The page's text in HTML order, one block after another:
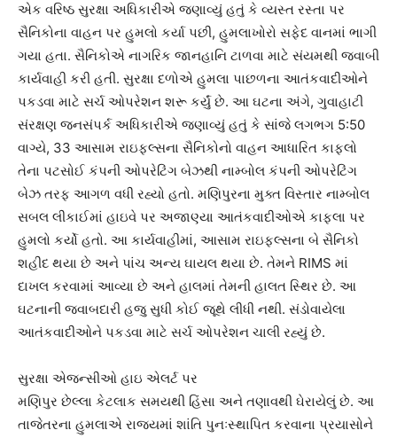
એક વરિષ્ઠ સુરક્ષા અધિકારીએ જણાવ્યું હતું કે વ્યસ્ત રસ્તા પર
સૈનિકોના વાહન પર હુમલો કર્યા પછી, હુમલાખોરો સફેદ વાનમાં ભાગી
ગયા હતા. સૈનિકોએ નાગરિક જાનહાનિ ટાળવા માટે સંયમથી જવાબી
કાર્યવાહી કરી હતી. સુરક્ષા દળોએ હુમલા પાછળના આતંકવાદીઓને
પકડવા માટે સર્ચ ઓપરેશન શરૂ કર્યું છે. આ ઘટના અંગે, ગુવાહાટી
સંરક્ષણ જનસંપર્ક અધિકારીએ જણાવ્યું હતું કે સાંજે લગભગ 5:50
વાગ્યે, 33 આસામ રાઇફલ્સના સૈનિકોનો વાહન આધારિત કાફલો
તેના પટસોઈ કંપની ઓપરેટિંગ બેઝથી નામ્બોલ કંપની ઓપરેટિંગ
બેઝ તરફ આગળ વધી રહ્યો હતો. મણિપુરના મુક્ત વિસ્તાર નામ્બોલ
સબલ લીકાઈમાં હાઇવે પર અજાણ્યા આતંકવાદીઓએ કાફલા પર
હુમલો કર્યો હતો. આ કાર્યવાહીમાં, આસામ રાઇફલ્સના બે સૈનિકો
શહીદ થયા છે અને પાંચ અન્ય ઘાયલ થયા છે. તેમને RIMS માં
દાખલ કરવામાં આવ્યા છે અને હાલમાં તેમની હાલત સ્થિર છે. આ
ઘટનાની જવાબદારી હજુ સુધી કોઈ જૂથે લીધી નથી. સંડોવાયેલા
આતંકવાદીઓને પકડવા માટે સર્ચ ઓપરેશન ચાલી રહ્યું છે.
સુરક્ષા એજન્સીઓ હાઇ એલર્ટ પર
મણિપુર છેલ્લા કેટલાક સમયથી હિંસા અને તણાવથી ઘેરાયેલું છે. આ
તાજેતરના હુમલાએ રાજ્યમાં શાંતિ પુનઃસ્થાપિત કરવાના પ્રયાસોને